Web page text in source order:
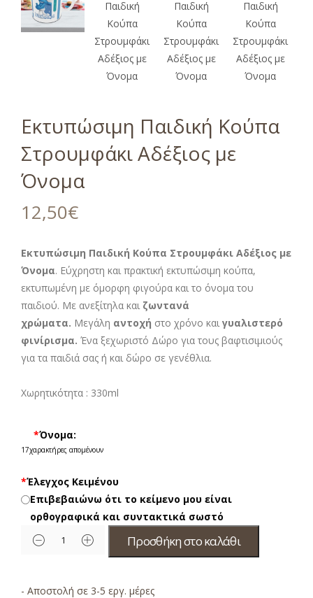
Εκτυπώσιμη Παιδική Κούπα
Στρουμφάκι Αδέξιος με
Όνομα
12,50€
Εκτυπώσιμη Παιδική Κούπα Στρουμφάκι Αδέξιος με
Όνομα. Εύχρηστη και πρακτική εκτυπώσιμη κούπα,
εκτυπωμένη με όμορφη φιγούρα και το όνομα του
παιδιού. Με ανεξίτηλα και ζωντανά
χρώματα. Μεγάλη αντοχή στο χρόνο και γυαλιστερό
φινίρισμα. Ένα ξεχωριστό Δώρο για τους βαφτισιμιούς
για τα παιδιά σας ή και δώρο σε γενέθλια.
Χωρητικότητα : 330ml
*Όνομα:
17χαρακτήρες απομένουν
*Έλεγχος Κειμένου
Επιβεβαιώνω ότι το κείμενο μου είναι
ορθογραφικά και συντακτικά σωστό
Προσθήκη στο καλάθι
- Αποστολή σε 3-5 εργ. μέρες